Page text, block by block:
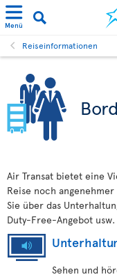
Menü
Reiseinformationen
Air Transat bietet eine
Reise noch
Sie über das
Duty-Free-Angebot usw.
Sehen und